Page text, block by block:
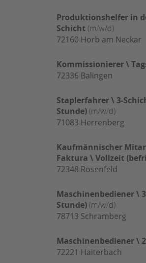
Produktionshelfer in
Schicht (m/w/d)
72160 Horb am Neckar
Kommissionierer \
72336 Balingen
Staplerfahrer \ 3-
Stunde)(m/w/d)
71083 Herrenberg
Kaufmännischer
Faktura \ Vollzeit
72348 Rosenfeld
Maschinenbediener \
Stunde)(m/w/d)
78713 Schramberg
Maschinenbediener \
72221 Haiterbach